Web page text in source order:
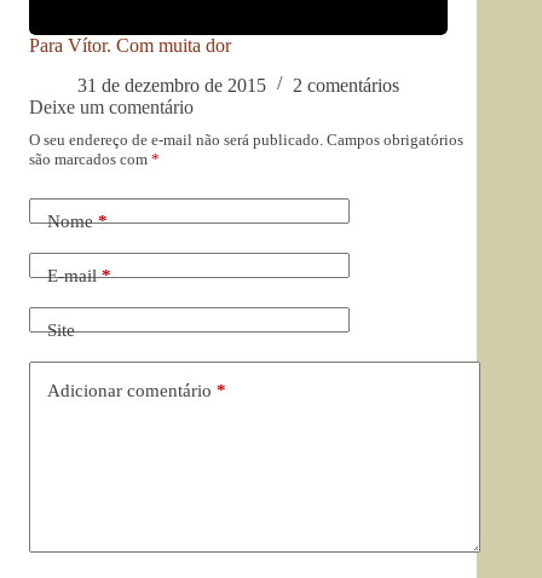
Para Vítor. Com muita dor
31 de dezembro de 2015
2 comentários
Deixe um comentário
O seu endereço de e-mail não será publicado. Campos obrigatórios
são marcados com *
Nome*
E-mail*
Site
Adicionar comentário *